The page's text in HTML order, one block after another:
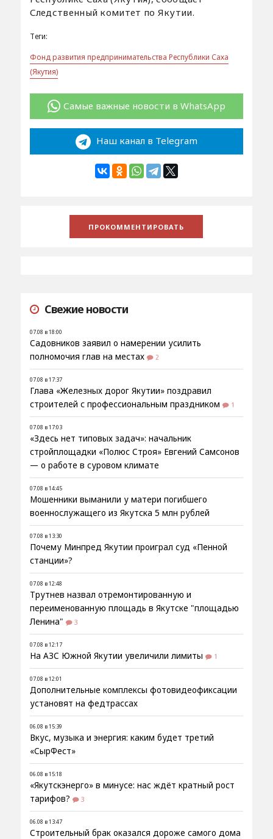
Следственный комитет по Якутии.
Теги:
Фонд развития предпринимательства Республики Саха
(Якутия)
Самые важные новости в WhatsApp
Наш канал в Telegram
Свежие новости
07.08 в 18:00
Садовников заявил о намерении усилить
полномочия глав на местах
2
07.08 в 17:37
Глава «Железных дорог Якутии» поздравил
строителей с профессиональным праздником
1
07.08 в 17:03
«Здесь нет типовых задач»: начальник
стройплощадки «Полюс Строя» Евгений Самсонов
— о работе в суровом климате
07.08 в 14:45
Мошенники выманили у матери погибшего
военнослужащего из Якутска 5 млн рублей
07.08 в 13:30
Почему Минпред Якутии проиграл суд «Пенной
станции»?
07.08 в 12:48
Трутнев назвал отремонтированную и
переименованную площадь в Якутске "площадью
Ленина"
3
07.08 в 12:17
На АЗС Южной Якутии увеличили лимиты 1
07.08 в 12:01
Дополнительные комплексы фотовидеофиксации
установят на федтрассах
06.08 в 15:39
Вкус, музыка и энергия: каким будет третий
«СырФест»
06.08 в 15:18
«Якутскэнерго» в минусе: нас ждёт кратный рост
тарифов?
3
06.08 в 13:47
Строительный брак оказался дороже самого дома